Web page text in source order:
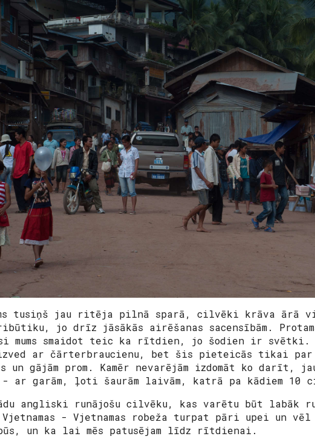
tusiņš jau ritēja pilnā sparā, cilvēki krāva ārā
jo drīz jāsākās airēšanas sacensībām.
mums smaidot teic ka rītdien, jo šodien ir svētki.
ar čārterbraucienu, bet šis pieteicās tikai
un gājām prom. Kamēr nevarējām izdomāt ko
ar garām, ļoti šaurām laivām, katrā pa kādiem 10
angliski runājošu cilvēku, kas varētu būt labāk
Vjetnamas - Vjetnamas robeža turpat pāri upei un
un ka lai mēs patusējam līdz rītdienai.